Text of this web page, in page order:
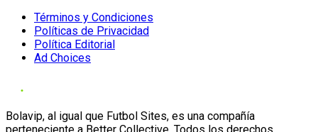
Términos y Condiciones
Políticas de Privacidad
Política Editorial
Ad Choices
Bolavip, al igual que Futbol Sites, es una compañía